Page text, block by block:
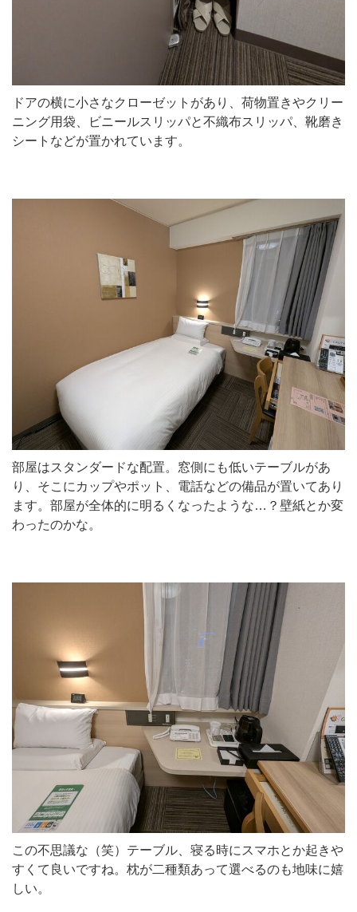
ドアの横に小さなクローゼットがあり、荷物置きやクリー
ニング用袋、ビニールスリッパと不織布スリッパ、靴磨き
シートなどが置かれています。
部屋はスタンダードな配置。窓側にも低いテーブルがあ
り、そこにカップやポット、電話などの備品が置いてあり
ます。部屋が全体的に明るくなったような…？壁紙とか変
わったのかな。
この不思議な（笑）テーブル、寝る時にスマホとか起きや
すくて良いですね。枕が二種類あって選べるのも地味に嬉
しい。